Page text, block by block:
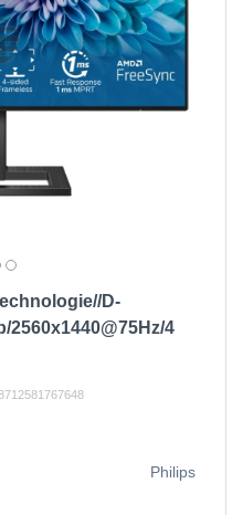
D-
2560x1440@75Hz/4
Philips